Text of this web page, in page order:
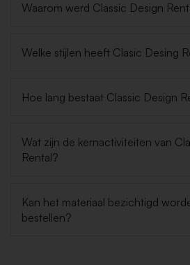
Waarom werd Classic Design
Welke stijlen heeft Clasic Desing
Hoe lang bestaat Classic Design
Wat zijn de kernactiviteiten van
Rental?
Kan het materiaal bezichtigd
bestellen?